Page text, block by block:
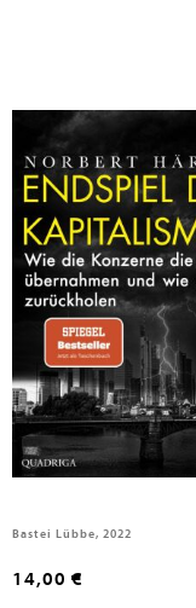
Häring, Norbert
Endspiel des Kapitalismus
Bastei Lübbe, 2022
14,00 €